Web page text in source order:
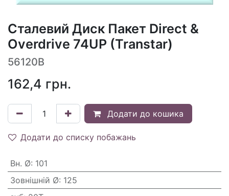
Сталевий Диск Пакет Direct &
Overdrive 74UP (Transtar)
56120B
162,4 грн.
Додати до кошика
Додати до списку побажань
Вн. Ø: 101
Зовнішній Ø: 125